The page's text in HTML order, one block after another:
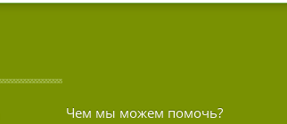
Чем мы можем помочь?